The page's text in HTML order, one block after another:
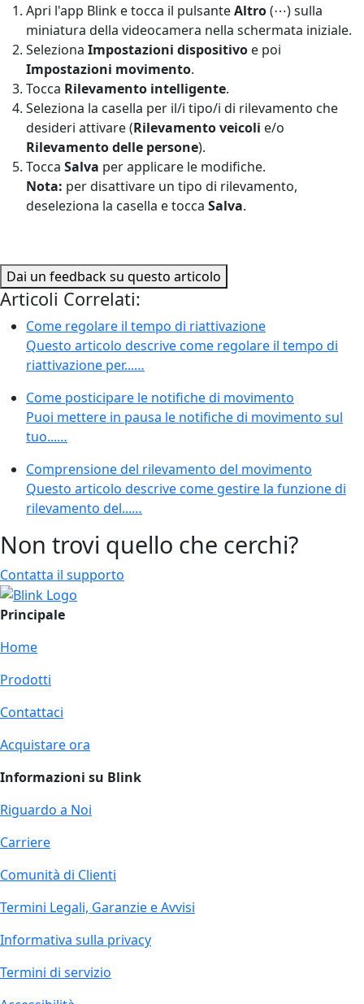
Apri l'app Blink e tocca il pulsanteAltro(⋯) sulla
miniatura della videocamera nella schermata iniziale.
Seleziona Impostazioni dispositivo e poi
Impostazioni movimento.
Tocca Rilevamento intelligente.
Seleziona la casella per il/i tipo/i di rilevamento che
desideri attivare (Rilevamento veicoli e/o
Rilevamento delle persone).
Tocca Salva per applicare le modifiche.
Nota: per disattivare un tipo di rilevamento,
deseleziona la casella e tocca Salva.
Dai un feedback su questo articolo
Articoli Correlati:
Come regolare il tempo di riattivazione
Questo articolo descrive come regolare il tempo di
riattivazione per...…
Come posticipare le notifiche di movimento
Puoi mettere in pausa le notifiche di movimento sul
tuo...…
Comprensione del rilevamento del movimento
Questo articolo descrive come gestire la funzione di
rilevamento del...…
Non trovi quello che cerchi?
Contatta il supporto
Principale
Home
Prodotti
Contattaci
Acquistare ora
Informazioni su Blink
Riguardo a Noi
Carriere
Comunità di Clienti
Termini Legali, Garanzie e Avvisi
Informativa sulla privacy
Termini di servizio